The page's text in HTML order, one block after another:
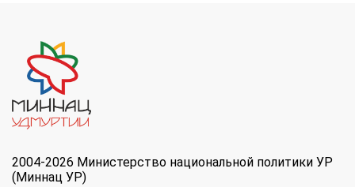
2004-2026 Министерство национальной политики УР
(Миннац УР)